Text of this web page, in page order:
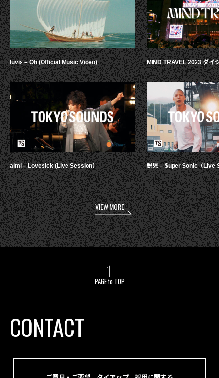
luvis – Oh (Official Music Video)
aimi – Lovesick (Live Session）
MIND TRAVEL 2023 ダイ
鋭児 – $uper $onic（Live
VIEW MORE
PAGE to TOP
CONTACT